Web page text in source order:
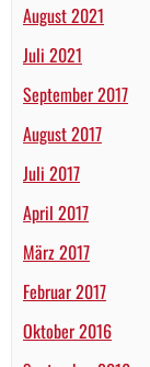
August 2021
Juli 2021
September 2017
August 2017
Juli 2017
April 2017
März 2017
Februar 2017
Oktober 2016